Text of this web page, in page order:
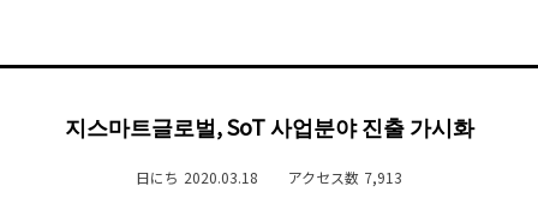
지스마트글로벌, SoT 사업분야 진출 가시화
日にち 2020.03.18 アクセス数 7,913